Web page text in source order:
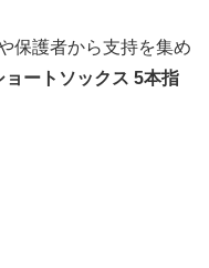
保護者から支持を集め
ョートソックス 5本指